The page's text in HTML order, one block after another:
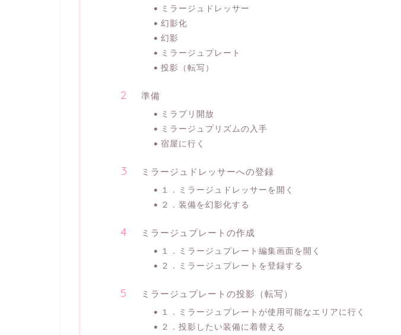
ミラージュドレッサー
幻影化
幻影
ミラージュプレート
投影（転写）
準備
ミラプリ開放
ミラージュプリズムの入手
宿屋に行く
ミラージュドレッサーへの登録
１．ミラージュドレッサーを開く
２．装備を幻影化する
ミラージュプレートの作成
１．ミラージュプレート編集画面を開く
２．ミラージュプレートを登録する
ミラージュプレートの投影（転写）
１．ミラージュプレートが使用可能なエリアに行く
２．投影したい装備に着替える